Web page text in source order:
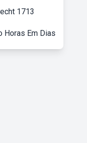
1713
Horas Em Dias